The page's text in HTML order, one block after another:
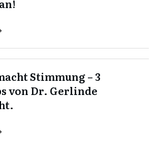
Stimmung – 3
von Dr. Gerlinde